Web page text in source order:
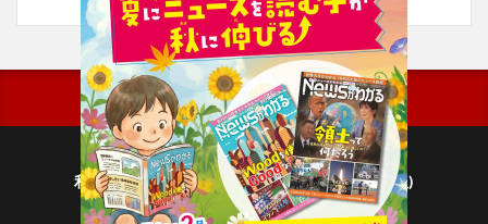
利用規約
プライバシーポリシー(毎日新聞出版)
個人情報について(毎日新聞社)